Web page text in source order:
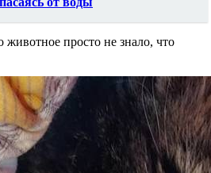
животное просто не знало, что